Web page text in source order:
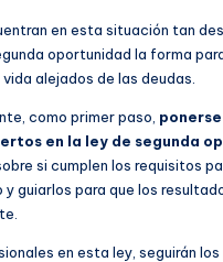
en esta situación tan
oportunidad la forma
alejados de las deudas.
como primer paso,
en la ley de segunda
si cumplen los requisitos
guiarlos para que los
en esta ley, seguirán los